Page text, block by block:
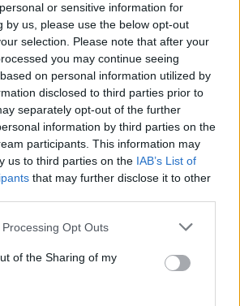
or sensitive information for
by us, please use the below opt-out
selection. Please note that after your
you may continue seeing
on personal information utilized by
disclosed to third parties prior to
separately opt-out of the further
information by third parties on the
participants. This information may
us to third parties on the IAB’s List of
that may further disclose it to other
website/app uses one or more Google
or usage behaviour. You may click to
to Google and its third-party tags to
specified purposes in below Google
Opt Outs
of the Sharing of my
migratoria en Ceuta y
a Pedro
Ceuta ha generado fuertes…